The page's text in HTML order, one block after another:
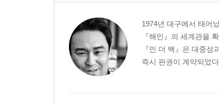
1974년 대구에서 태어
『해인』의 세계관을
『인 더 백』은 대중
즉시 판권이 계약되었